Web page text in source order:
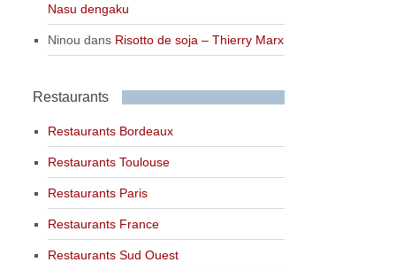
Nasu dengaku
Ninou dans Risotto de soja – Thierry Marx
Restaurants
Restaurants Bordeaux
Restaurants Toulouse
Restaurants Paris
Restaurants France
Restaurants Sud Ouest